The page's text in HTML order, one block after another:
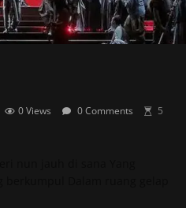
0 Views 0 Comments
5